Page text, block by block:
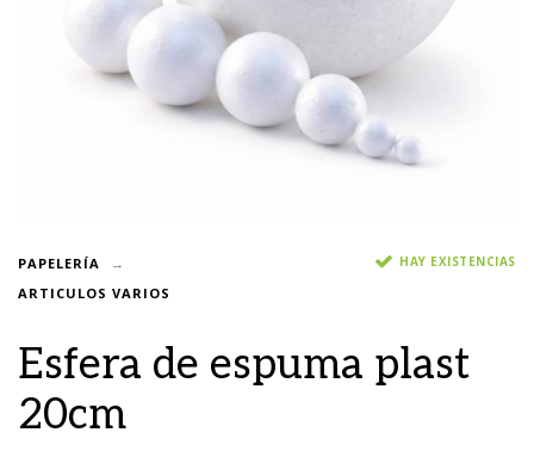
PAPELERÍA
ARTICULOS VARIOS
HAY EXISTENCIAS
Esfera de espuma plast
20cm